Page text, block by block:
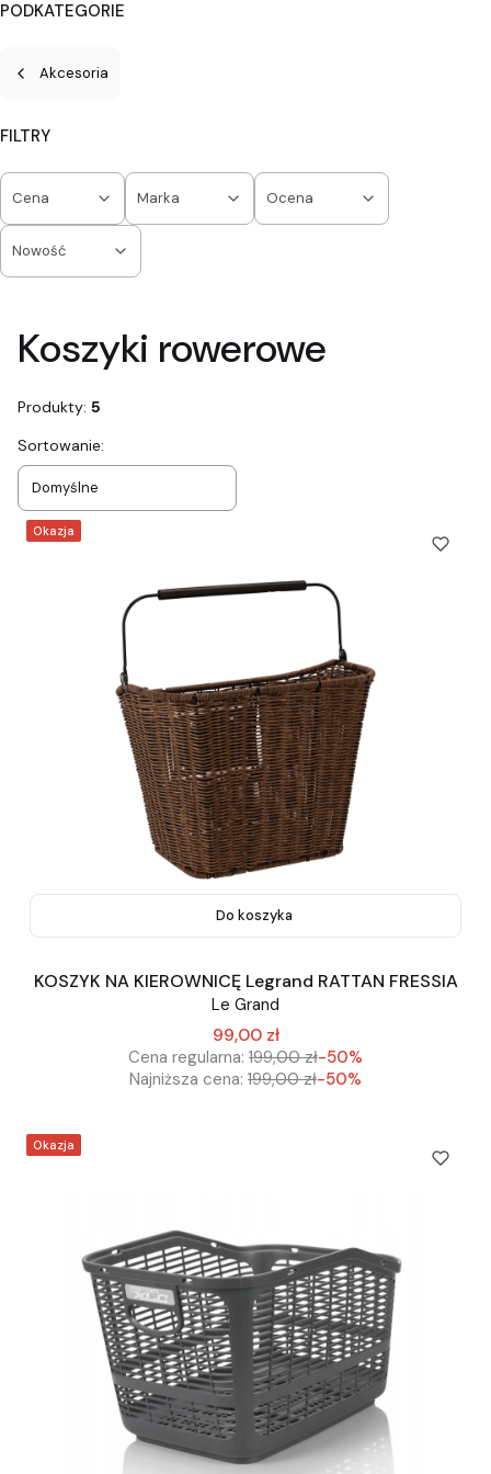
PODKATEGORIE
Akcesoria
FILTRY
Cena Marka Ocena
Nowość
Koszyki rowerowe
Produkty: 5
Lista produktów
Sortowanie:
Domyślne
Okazja
Do koszyka
KOSZYK NA KIEROWNICĘ Legrand RATTAN FRESSIA
Le Grand
99,00 zł
Cena regularna: 199,00 zł-50%
Najniższa cena: 199,00 zł-50%
Okazja